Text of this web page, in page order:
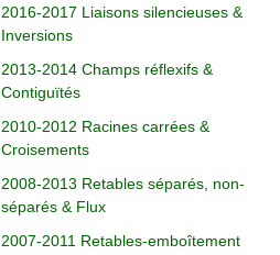
2016-2017 Liaisons silencieuses &
Inversions
2013-2014 Champs réflexifs &
Contiguïtés
2010-2012 Racines carrées &
Croisements
2008-2013 Retables séparés, non-
séparés & Flux
2007-2011 Retables-emboîtement